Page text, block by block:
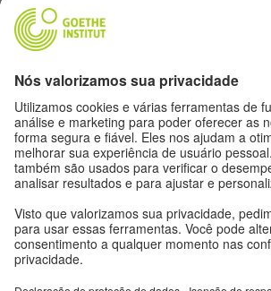
Expediente
Proteção de dados
Termos de uso
Proteção de dados
Siga a revista Humboldt nas redes
Outras publicações do Goethe-Institut